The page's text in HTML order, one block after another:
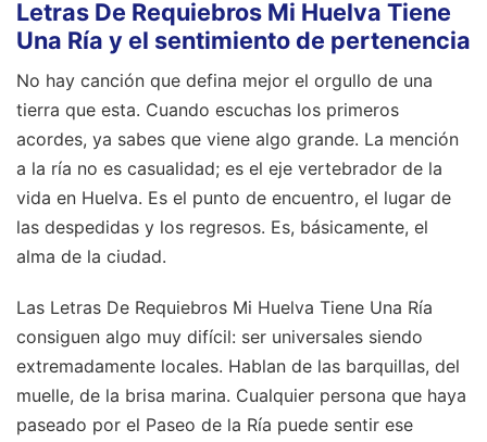
Una Ría y el sentimiento de pertenencia
No hay canción que defina mejor el orgullo de una
tierra que esta. Cuando escuchas los primeros
acordes, ya sabes que viene algo grande. La mención
a la ría no es casualidad; es el eje vertebrador de la
vida en Huelva. Es el punto de encuentro, el lugar de
las despedidas y los regresos. Es, básicamente, el
alma de la ciudad.
consiguen algo muy difícil: ser universales siendo
extremadamente locales. Hablan de las barquillas, del
muelle, de la brisa marina. Cualquier persona que haya
paseado por el Paseo de la Ría puede sentir ese
escalofrío al escuchar la descripción tan exacta de ese